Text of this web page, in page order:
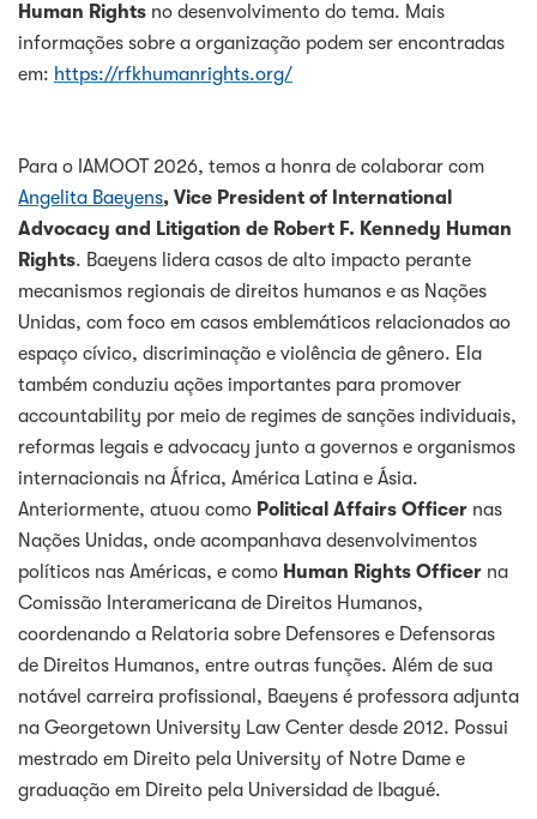
Human Rights no desenvolvimento do tema. Mais
informações sobre a organização podem ser encontradas
em: https://rfkhumanrights.org/
Para o IAMOOT 2026, temos a honra de colaborar com
Angelita Baeyens, Vice President of International
Advocacy and Litigation de Robert F. Kennedy Human
Rights. Baeyens lidera casos de alto impacto perante
mecanismos regionais de direitos humanos e as Nações
Unidas, com foco em casos emblemáticos relacionados ao
espaço cívico, discriminação e violência de gênero. Ela
também conduziu ações importantes para promover
accountability por meio de regimes de sanções individuais,
reformas legais e advocacy junto a governos e organismos
internacionais na África, América Latina e Ásia.
Anteriormente, atuou como Political Affairs Officer nas
Nações Unidas, onde acompanhava desenvolvimentos
políticos nas Américas, e como Human Rights Officer na
Comissão Interamericana de Direitos Humanos,
coordenando a Relatoria sobre Defensores e Defensoras
de Direitos Humanos, entre outras funções. Além de sua
notável carreira profissional, Baeyens é professora adjunta
na Georgetown University Law Center desde 2012. Possui
mestrado em Direito pela University of Notre Dame e
graduação em Direito pela Universidad de Ibagué.